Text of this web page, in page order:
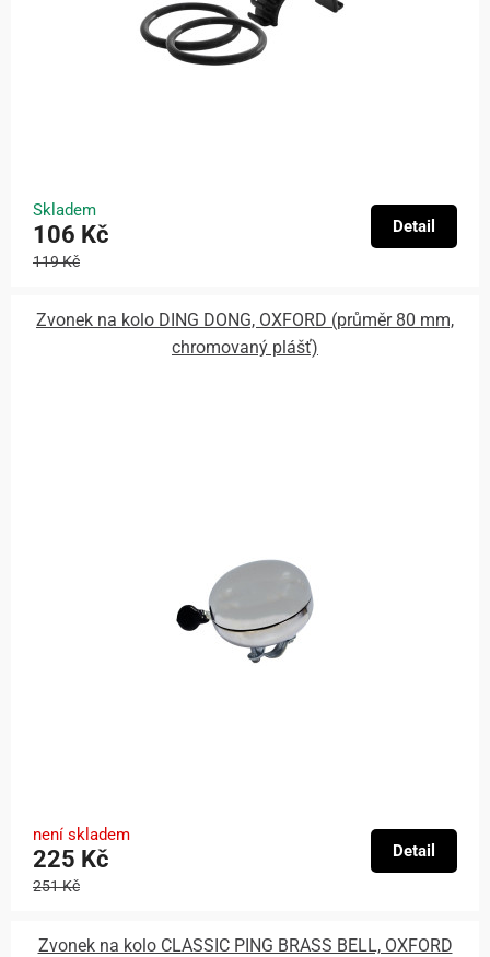
Skladem
106 Kč
119 Kč
Detail
Zvonek na kolo DING DONG, OXFORD (průměr 80 mm,
chromovaný plášť)
není skladem
225 Kč
251 Kč
Detail
Zvonek na kolo CLASSIC PING BRASS BELL, OXFORD